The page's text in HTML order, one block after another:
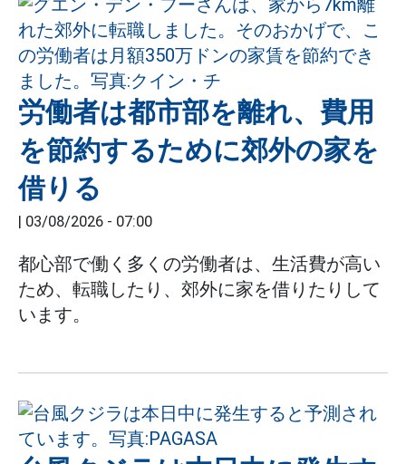
労働者は都市部を離れ、費用
を節約するために郊外の家を
借りる
| 03/08/2026 - 07:00
都心部で働く多くの労働者は、生活費が高い
ため、転職したり、郊外に家を借りたりして
います。